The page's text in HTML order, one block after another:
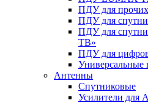
ПДУ для
ПДУ для
ПДУ для
ТВ»
ПДУ для
Универсальные
Антенны
Спутниковые
Усилители для